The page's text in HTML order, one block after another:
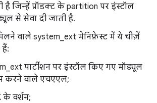
है जिन्हें प्रॉडक्ट के partition पर इंस्टॉल
से सेवा दी जाती है.
वाले system_ext मेनिफ़ेस्ट में ये चीज़ें
हैं:
पार्टीशन पर इंस्टॉल किए गए मॉड्यूल
करने वाले एचएएल;
के वर्शन;